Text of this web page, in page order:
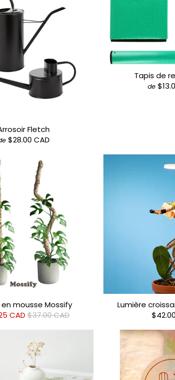
Fletch
$28.00 CAD
Tapis de
de
mousse Mossify
CAD $37.00 CAD
Lumière